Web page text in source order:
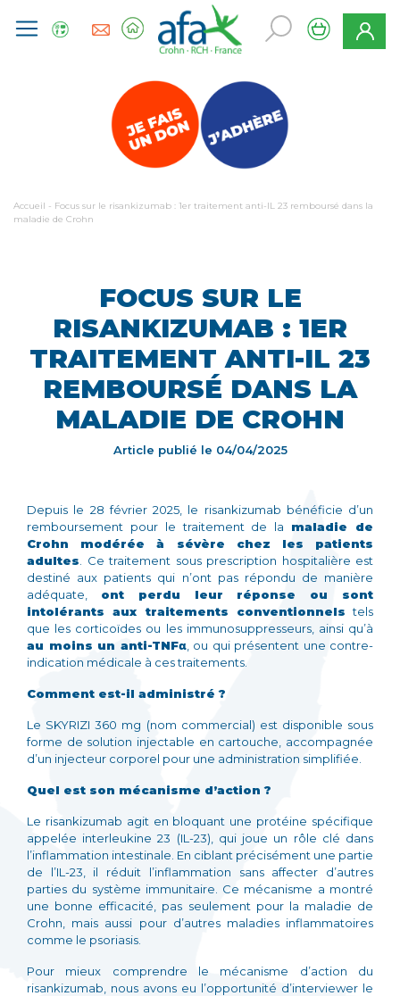
Accueil - Focus sur le risankizumab : 1er traitement anti-IL 23 remboursé dans la
maladie de Crohn
FOCUS SUR LE
RISANKIZUMAB : 1ER
TRAITEMENT ANTI-IL 23
REMBOURSÉ DANS LA
MALADIE DE CROHN
Article publié le 04/04/2025
Depuis le 28 février 2025, le risankizumab bénéficie d’un
remboursement pour le traitement de la maladie de
Crohn modérée à sévère chez les patients
adultes . Ce traitement sous prescription hospitalière est
destiné aux patients qui n’ont pas répondu de manière
adéquate, ont perdu leur réponse ou sont
intolérants aux traitements conventionnels tels
que les corticoïdes ou les immunosuppresseurs, ainsi qu’à
au moins un anti-TNFα, ou qui présentent une contre-
indication médicale à ces traitements.
Comment est-il administré ?
Le SKYRIZI 360 mg (nom commercial) est disponible sous
forme de solution injectable en cartouche, accompagnée
d’un injecteur corporel pour une administration simplifiée.
Quel est son mécanisme d’action ?
Le risankizumab agit en bloquant une protéine spécifique
appelée interleukine 23 (IL-23), qui joue un rôle clé dans
l’inflammation intestinale. En ciblant précisément une partie
de l’IL-23, il réduit l’inflammation sans affecter d’autres
parties du système immunitaire. Ce mécanisme a montré
une bonne efficacité, pas seulement pour la maladie de
Crohn, mais aussi pour d’autres maladies inflammatoires
comme le psoriasis.
Pour mieux comprendre le mécanisme d’action du
risankizumab, nous avons eu l’opportunité d’interviewer le